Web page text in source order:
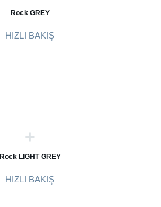
Rock GREY
HIZLI BAKIŞ
Rock LIGHT GREY
HIZLI BAKIŞ